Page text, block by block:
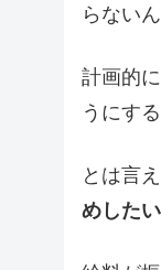
らないん
計画的
うにす
とは言
めした